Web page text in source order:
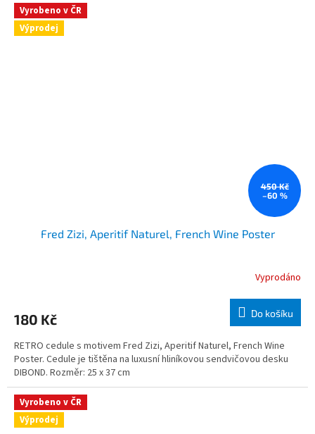
Vyrobeno v ČR
Výprodej
450 Kč
–60 %
Fred Zizi, Aperitif Naturel, French Wine Poster
Vyprodáno
180 Kč Do košíku
RETRO cedule s motivem Fred Zizi, Aperitif Naturel, French Wine
Poster. Cedule je tištěna na luxusní hliníkovou sendvičovou desku
DIBOND. Rozměr: 25 x 37 cm
Vyrobeno v ČR
Výprodej